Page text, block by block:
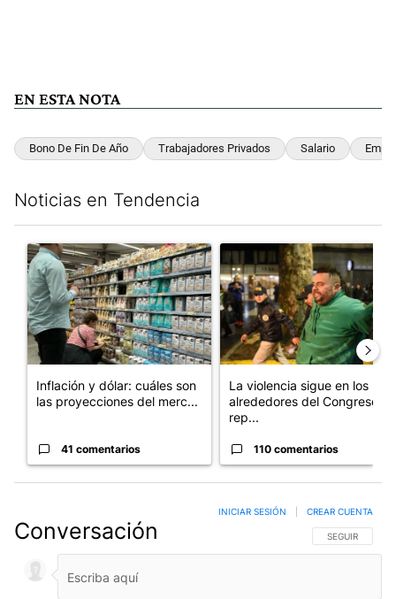
EN ESTA NOTA
Bono De Fin De Año Trabajadores Privados Salario
Noticias en Tendencia
Un artículo de tendencia con el título "Inflación y dólar: cuáles
Inflación y dólar: cuáles son
las proyecciones del merc...
41 comentarios
Un artículo de tendencia con
La violencia sigue en los
alrededores del Congreso:
rep...
110 comentarios
Conversación SIGA ESTA
SEGUIR
INICIAR SESIÓN CREAR CUENTA